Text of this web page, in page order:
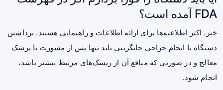
FDA آمده است؟
خیر. اکثر اطلاعیه‌ها برای ارائه اطلاعات و راهنمایی هستند. برداشتن
دستگاه یا انجام جراحی جایگزینی باید تنها پس از مشورت با پزشک
معالج و در صورتی که منافع آن از ریسک‌های مرتبط بیشتر باشد،
انجام شود.